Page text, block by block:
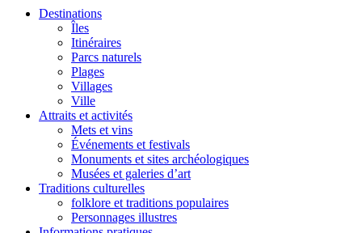
Destinations
Îles
Itinéraires
Parcs naturels
Plages
Villages
Ville
Attraits et activités
Mets et vins
Événements et festivals
Monuments et sites archéologiques
Musées et galeries d’art
Traditions culturelles
folklore et traditions populaires
Personnages illustres